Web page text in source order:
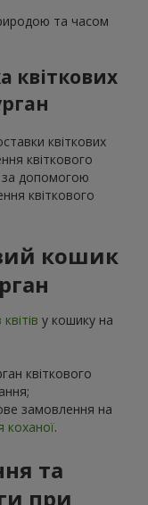
та часом
квіткових
квіткових
квіткового
допомогою
квіткового
кошик
у кошику на
квіткового
замовлення на
коханої.
та
при